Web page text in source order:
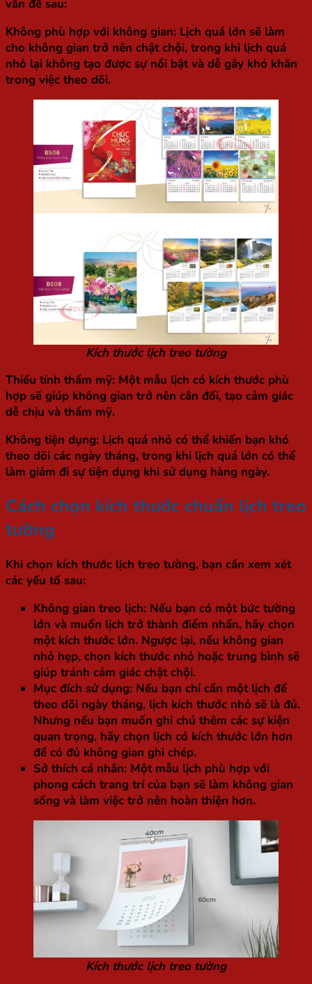
vấn đề sau:
Không phù hợp với không gian: Lịch quá lớn sẽ làm
cho không gian trở nên chật chội, trong khi lịch quá
nhỏ lại không tạo được sự nổi bật và dễ gây khó khăn
trong việc theo dõi.
Kích thước lịch treo tường
Thiếu tính thẩm mỹ: Một mẫu lịch có kích thước phù
hợp sẽ giúp không gian trở nên cân đối, tạo cảm giác
dễ chịu và thẩm mỹ.
Không tiện dụng: Lịch quá nhỏ có thể khiến bạn khó
theo dõi các ngày tháng, trong khi lịch quá lớn có thể
làm giảm đi sự tiện dụng khi sử dụng hàng ngày.
Cách chọn kích thước chuẩn lịch treo
tường
Khi chọn kích thước lịch treo tường, bạn cần xem xét
các yếu tố sau:
Không gian treo lịch: Nếu bạn có một bức tường
lớn và muốn lịch trở thành điểm nhấn, hãy chọn
một kích thước lớn. Ngược lại, nếu không gian
nhỏ hẹp, chọn kích thước nhỏ hoặc trung bình sẽ
giúp tránh cảm giác chật chội.
Mục đích sử dụng: Nếu bạn chỉ cần một lịch để
theo dõi ngày tháng, lịch kích thước nhỏ sẽ là đủ.
Nhưng nếu bạn muốn ghi chú thêm các sự kiện
quan trọng, hãy chọn lịch có kích thước lớn hơn
để có đủ không gian ghi chép.
Sở thích cá nhân: Một mẫu lịch phù hợp với
phong cách trang trí của bạn sẽ làm không gian
sống và làm việc trở nên hoàn thiện hơn.
Kích thước lịch treo tường